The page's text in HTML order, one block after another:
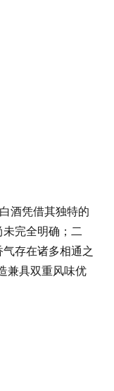
酒凭借其独特的
完全明确；二
存在诸多相通之
兼具双重风味优